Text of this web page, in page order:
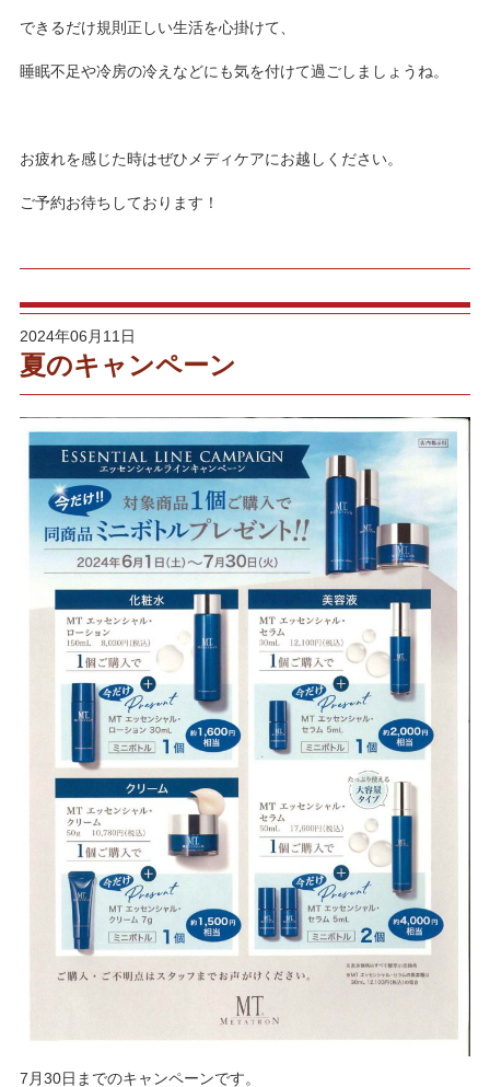
できるだけ規則正しい生活を心掛けて、
睡眠不足や冷房の冷えなどにも気を付けて過ごしましょうね。
お疲れを感じた時はぜひメディケアにお越しください。
ご予約お待ちしております！
2024年06月11日
夏のキャンペーン
7月30日までのキャンペーンです。